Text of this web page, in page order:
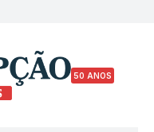
50 ANOS